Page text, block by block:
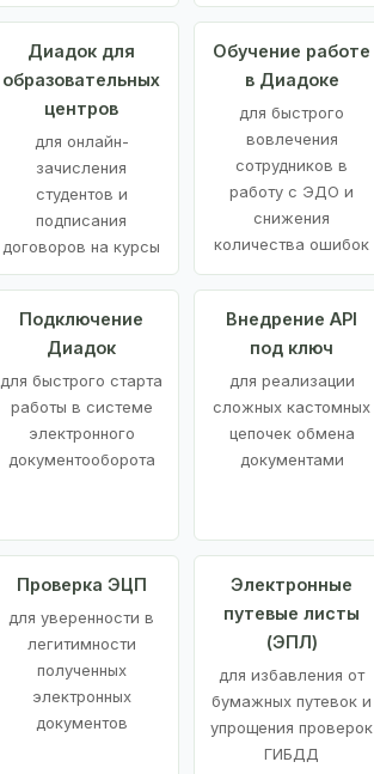
Диадок для
образовательных
центров
для онлайн-
зачисления
студентов и
подписания
договоров на курсы
Обучение работе
в Диадоке
для быстрого
вовлечения
сотрудников в
работу с ЭДО и
снижения
количества ошибок
Подключение
Диадок
для быстрого старта
работы в системе
электронного
документооборота
Внедрение API
под ключ
для реализации
сложных кастомных
цепочек обмена
документами
Проверка ЭЦП
для уверенности в
легитимности
полученных
электронных
документов
Электронные
путевые листы
(ЭПЛ)
для избавления от
бумажных путевок и
упрощения проверок
ГИБДД